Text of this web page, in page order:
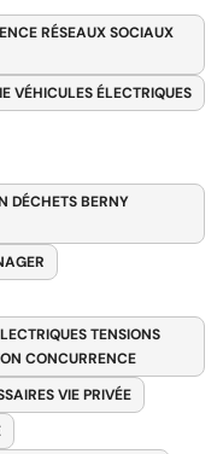
RÉSEAUX SOCIAUX
VÉHICULES ÉLECTRIQUES
DÉCHETS BERNY
TENSIONS
CONCURRENCE
VIE PRIVÉE